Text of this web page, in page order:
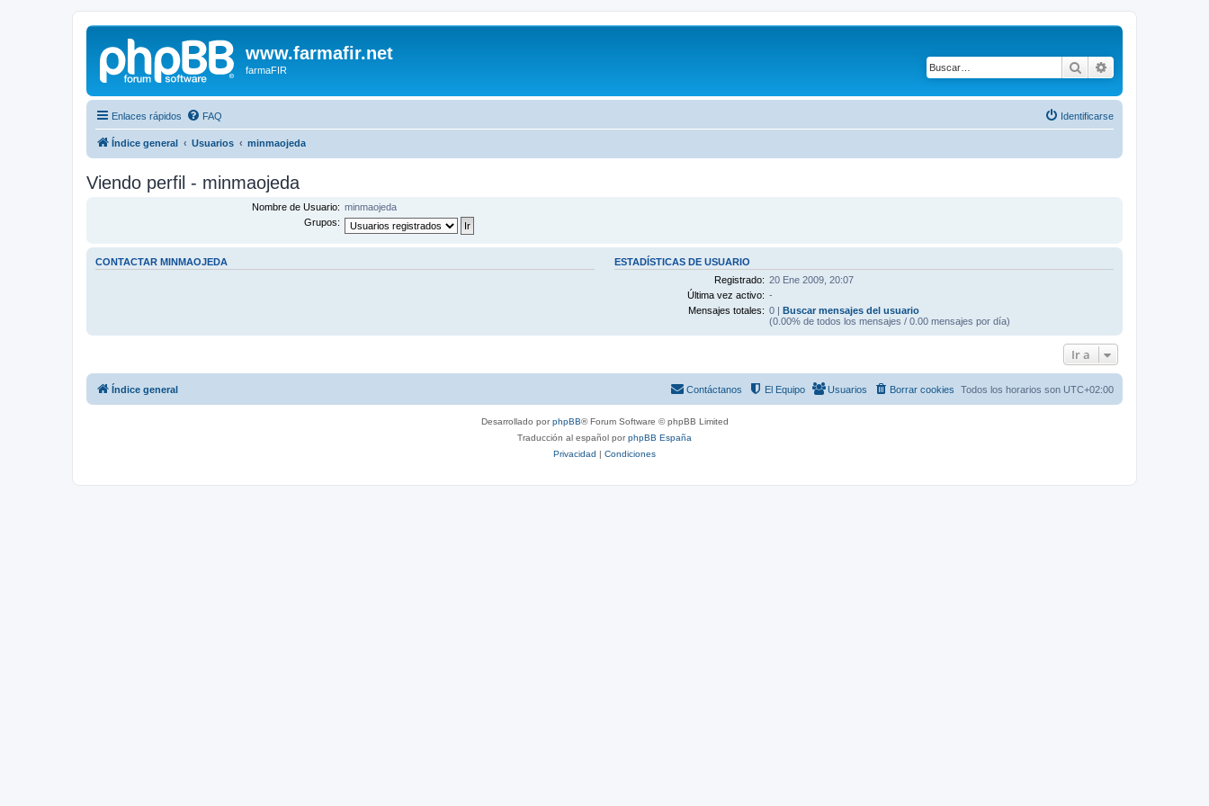
www.farmafir.net
farmaFIR Buscar
Enlaces rápidos FAQ Identificarse
Índice general Usuarios minmaojeda
Viendo perfil - minmaojeda
Nombre de Usuario: minmaojeda
Grupos:
CONTACTAR MINMAOJEDA
ESTADÍSTICAS DE USUARIO
Registrado: 20 Ene 2009, 20:07
Última vez activo: -
Mensajes totales: 0 | Buscar mensajes del usuario
(0.00% de todos los mensajes / 0.00 mensajes por día)
Ir a
Índice general Todos los horarios son UTC+02:00
Borrar cookies
Usuarios
El Equipo
Contáctanos
Desarrollado porphpBB® Forum Software © phpBB Limited
Traducción al español porphpBB España
Privacidad | Condiciones